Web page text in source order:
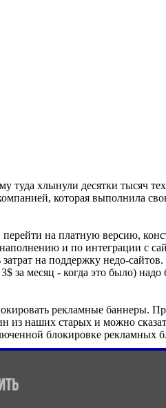
хлынули десятки тысяч
которая выполнила
на платную версию,
и по интеграции с
на поддержку недо-
месяц - когда это было)
рекламные баннеры.
из наших старых и можно
блокировке рекламных